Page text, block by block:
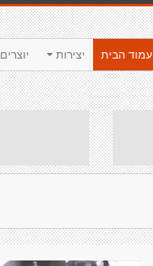
יוצרים יצירות
עמוד הבית